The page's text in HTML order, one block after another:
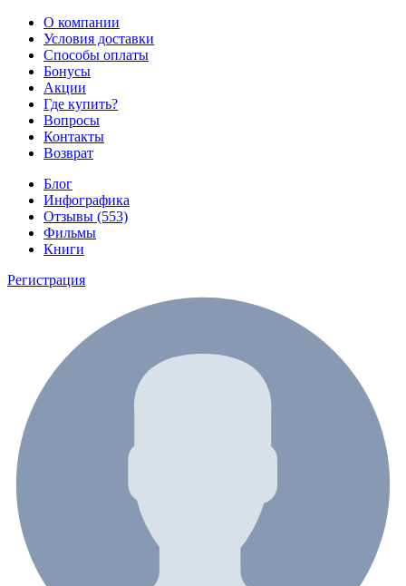
О компании
Условия доставки
Способы оплаты
Бонусы
Акции
Где купить?
Вопросы
Контакты
Возврат
Блог
Инфографика
Отзывы (553)
Фильмы
Книги
Регистрация